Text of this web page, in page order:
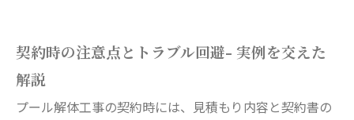
契約時の注意点とトラブル回避- 実例を交えた
解説
プール解体工事の契約時には、見積もり内容と契約書の